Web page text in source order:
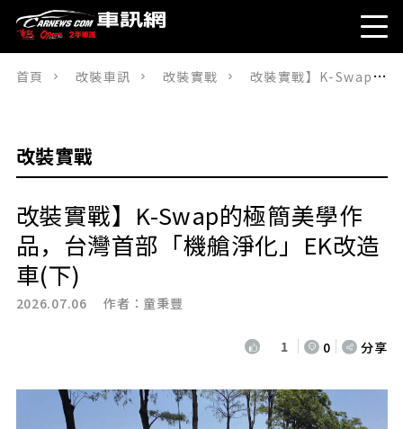
首頁 改裝車訊 改裝實戰 改裝實戰】K-Swap的極簡美學作品，台灣首部「機艙淨化」EK改造車(下)
改裝實戰
改裝實戰】K-Swap的極簡美學作
品，台灣首部「機艙淨化」EK改造
車(下)
2026.07.06 作者： 童秉豐
1 0 分享